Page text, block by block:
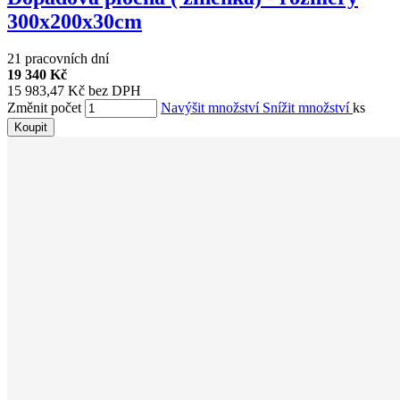
300x200x30cm
21 pracovních dní
19 340 Kč
15 983,47 Kč bez DPH
Změnit počet
Navýšit množství Snížit množství ks
Koupit